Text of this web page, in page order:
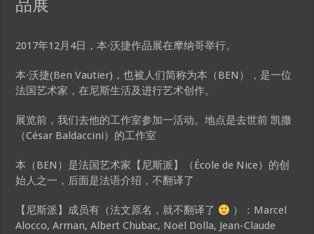
品展
2017年12月4日，本·沃捷作品展在摩纳哥举行。
本·沃捷(Ben Vautier)，也被人们简称为本（BEN），是一位
法国艺术家，在尼斯生活及进行艺术创作。
展览前，我们去他的工作室参加一活动。地点是去世前 凯撒
（César Baldaccini）的工作室
本（BEN）是法国艺术家【尼斯派】（École de Nice）的创
始人之一，后面是法语介绍，不翻译了
【尼斯派】成员有（法文原名，就不翻译了
）：Marcel
Alocco, Arman, Albert Chubac, Noël Dolla, Jean-Claude